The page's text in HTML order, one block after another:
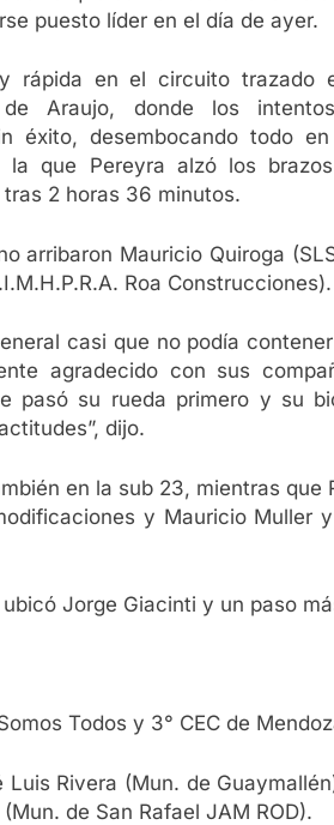
puesto líder en el día de ayer.
rápida en el circuito trazado
Araujo, donde los
éxito, desembocando todo
la que Pereyra alzó los
2 horas 36 minutos.
arribaron Mauricio Quiroga
Roa Construcciones).
casi que no podía
agradecido con sus
pasó su rueda primero y su
dijo.
en la sub 23, mientras que
y Mauricio Muller
Jorge Giacinti y un paso
Todos y 3° CEC de
Luis Rivera (Mun. de
de San Rafael JAM ROD).